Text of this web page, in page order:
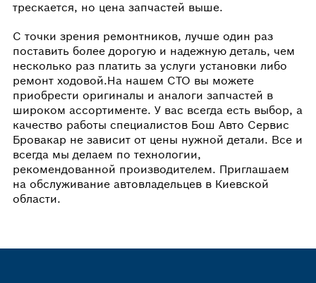
трескается, но цена запчастей выше.
С точки зрения ремонтников, лучше один раз
поставить более дорогую и надежную деталь, чем
несколько раз платить за услуги установки либо
ремонт ходовой.На нашем СТО вы можете
приобрести оригиналы и аналоги запчастей в
широком ассортименте. У вас всегда есть выбор, а
качество работы специалистов Бош Авто Сервис
Бровакар не зависит от цены нужной детали. Все и
всегда мы делаем по технологии,
рекомендованной производителем. Приглашаем
на обслуживание автовладельцев в Киевской
области.